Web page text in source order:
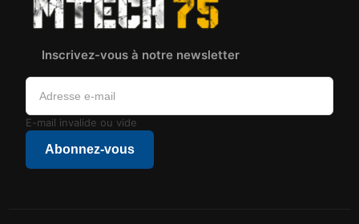
Inscrivez-vous à notre newsletter
E-mail invalide ou vide
Abonnez-vous